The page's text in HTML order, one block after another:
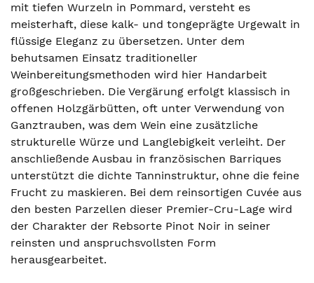
mit tiefen Wurzeln in Pommard, versteht es
meisterhaft, diese kalk- und tongeprägte Urgewalt in
flüssige Eleganz zu übersetzen. Unter dem
behutsamen Einsatz traditioneller
Weinbereitungsmethoden wird hier Handarbeit
großgeschrieben. Die Vergärung erfolgt klassisch in
offenen Holzgärbütten, oft unter Verwendung von
Ganztrauben, was dem Wein eine zusätzliche
strukturelle Würze und Langlebigkeit verleiht. Der
anschließende Ausbau in französischen Barriques
unterstützt die dichte Tanninstruktur, ohne die feine
Frucht zu maskieren. Bei dem reinsortigen Cuvée aus
den besten Parzellen dieser Premier-Cru-Lage wird
der Charakter der Rebsorte Pinot Noir in seiner
reinsten und anspruchsvollsten Form
herausgearbeitet.